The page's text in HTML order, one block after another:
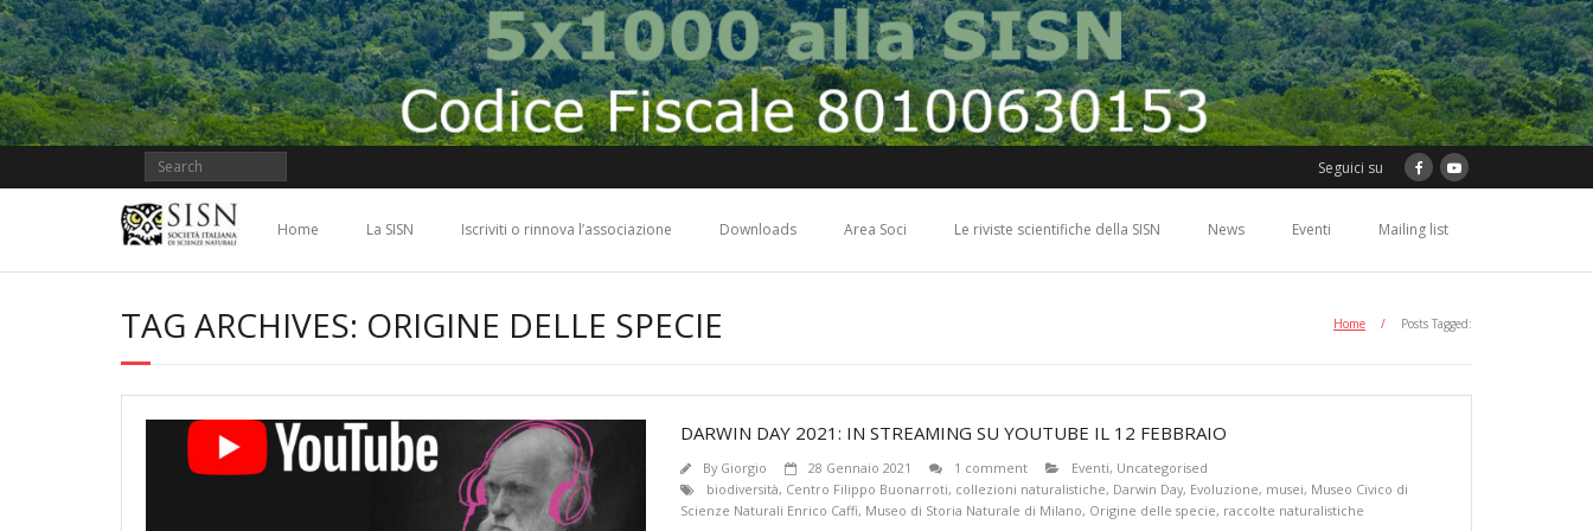
Skip
to
content
Seguici su
Home La SISN Iscriviti o rinnova l’associazione Downloads Area Soci Le riviste scientifiche della SISN News Eventi Mailing list
TAG ARCHIVES: ORIGINE DELLE SPECIE Home / Posts Tagged:
DARWIN DAY 2021: IN STREAMING SU YOUTUBE IL 12 FEBBRAIO
By Giorgio 28 Gennaio 2021 1 comment Eventi, Uncategorised
biodiversità, Centro Filippo Buonarroti, collezioni naturalistiche, Darwin Day, Evoluzione, musei, Museo Civico di
Scienze Naturali Enrico Caffi, Museo di Storia Naturale di Milano, Origine delle specie, raccolte naturalistiche